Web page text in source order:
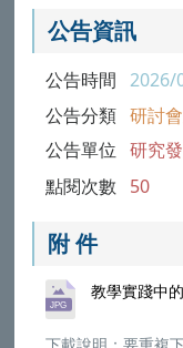
公告資訊
公告時間 2026/
公告分類 研討
公告單位 研究
點閱次數 50
附 件
教學實踐中